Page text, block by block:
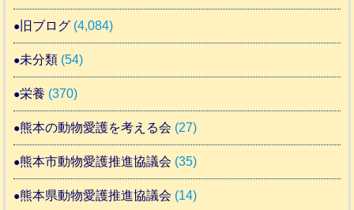
旧ブログ (4,084)
未分類 (54)
栄養 (370)
熊本の動物愛護を考える会 (27)
熊本市動物愛護推進協議会 (35)
熊本県動物愛護推進協議会 (14)